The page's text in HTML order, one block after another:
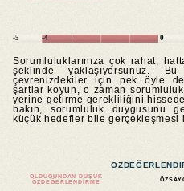
-5 -4 0
Sorumluluklarınıza çok rahat,
şeklinde yaklaşıyorsunuz.
çevrenizdekiler için pek öyle
şartlar koyun, o zaman
yerine getirme gerekliliğini
bakın, sorumluluk duygusunu
küçük hedefler bile gerçekleşmesi
OLDUĞUNDAN DÜŞÜK
ÖZDEĞERLENDIRME